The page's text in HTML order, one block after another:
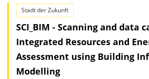
Stadt der Zukunft
SCI_BIM - Scanning and data
Integrated Resources and
Assessment using Building
Modelling